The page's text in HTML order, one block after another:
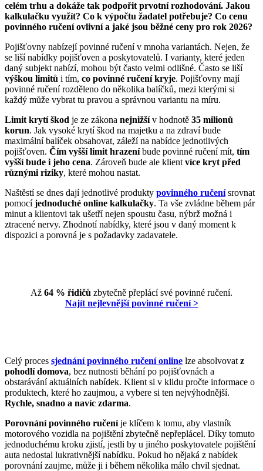
celém trhu a dokáže tak podpořit prvotní rozhodování. Jakou
kalkulačku využít? Co k výpočtu žadatel potřebuje? Co cenu
povinného ručení ovlivní a jaké jsou běžné ceny pro rok 2026?
Pojišťovny nabízejí povinné ručení v mnoha variantách. Nejen, že
se liší nabídky pojišťoven a poskytovatelů. I varianty, které jeden
daný subjekt nabízí, mohou být často velmi odlišné. Často se liší
výškou limitů i tím, co povinné ručení kryje. Pojišťovny mají
povinné ručení rozděleno do několika balíčků, mezi kterými si
každý může vybrat tu pravou a správnou variantu na míru.
Limit krytí škod je ze zákona nejnižšív hodnotě 35 milionů
korun. Jak vysoké krytí škod na majetku a na zdraví bude
maximální balíček obsahovat, záleží na nabídce jednotlivých
pojišťoven. Čím vyšší limit hrazeníbude povinné ručení mít, tím
vyšší bude i jeho cena. Zároveň bude ale klient více kryt před
různými riziky, které mohou nastat.
Naštěstí se dnes dají jednotlivé produkty povinného ručenísrovnat
pomocíjednoduché online kalkulačky. Ta vše zvládne během pár
minut a klientovi tak ušetří nejen spoustu času, nýbrž možná i
ztracené nervy. Zhodnotí nabídky, které jsou v daný moment k
dispozici a porovná je s požadavky zadavatele.
Až 64 % řidičů zbytečně přeplácí své povinné ručení.
Najít nejlevnější povinné ručení >
Celý proces sjednání povinného ručení online lze absolvovat z
pohodlí domova, bez nutnosti běhání po pojišťovnách a
obstarávání aktuálních nabídek. Klient si v klidu pročte informace o
produktech, které ho zaujmou, a vybere si ten nejvýhodnější.
Rychle, snadno a navíc zdarma.
Porovnání povinného ručeníje klíčem k tomu, aby vlastník
motorového vozidla na pojištění zbytečně nepřeplácel. Díky tomuto
jednoduchému kroku zjistí, jestli by u jiného poskytovatele pojištění
auta nedostal lukrativnější nabídku. Pokud ho nějaká z nabídek
porovnání zaujme, může ji i během několika málo chvil sjednat.